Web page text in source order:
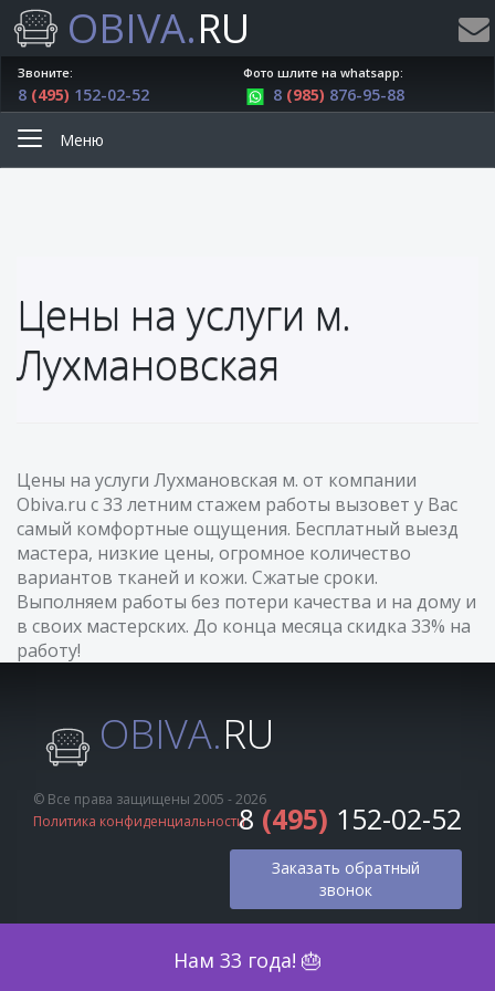
OBIVA.RU
Нам 33 года! 🎂
Звоните:
8 (495) 152-02-52
Фото шлите на whatsapp:
8 (985) 876-95-88
Меню
Цены на услуги м.
Лухмановская
Цены на услуги Лухмановская м. от компании
Obiva.ru с 33 летним стажем работы вызовет у Вас
самый комфортные ощущения. Бесплатный выезд
мастера, низкие цены, огромное количество
вариантов тканей и кожи. Сжатые сроки.
Выполняем работы без потери качества и на дому и
в своих мастерских. До конца месяца скидка 33% на
работу!
OBIVA.RU
© Все права защищены 2005 - 2026
Политика конфиденциальности8 (495) 152-02-52
Заказать обратный
звонок